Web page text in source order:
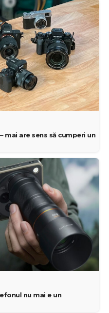
mai are sens să cumperi un
nu mai e un